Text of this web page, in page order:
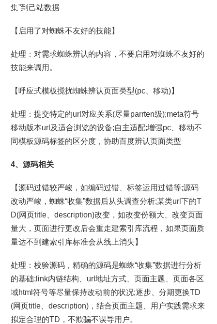
集”到己站数据
【启用了对蜘蛛不友好的技能】
处理：对需求蜘蛛辨认的内容，不要启用对蜘蛛不友好的
技能来调用。
【呼应式模板搅扰蜘蛛辨认页面类型(pc、移动)】
处理：提交特定的url对应关系(尽量parrten级);meta符号
移动版本url及适合浏览的设备;自主适配;增强pc、移动不
同模板源码标签的区分度，协助百度辨认页面类型
4、源码相关
【源码过错较严峻，如编码过错、标签运用过错等;源码
改动严峻，蜘蛛“收集”数据后从头调查分析;某类url下的T
D(网页title、description)改变，如改变份额大、改变页面
量大，页面进行更改后会重走建索引库流程，如果页面质
量达不到建索引库标准会从线上消失】
处理：校验源码，精确的源码是蜘蛛“收集”数据进行分析
的基础;link内链结构、url地址方式、页面主题、页面各区
域html符号等尽量保持改动前的状况;逐步、分期更换TD
(网页title、description)，结合页面主题、用户实践需求来
拟定合理的TD，不欺骗不误导用户。